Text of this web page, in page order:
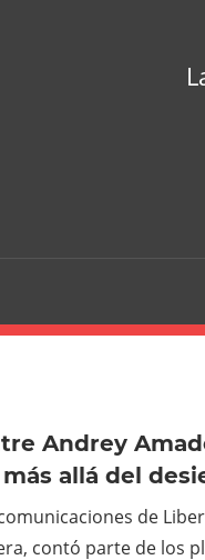
Andrey
allá del
de
contó parte de los